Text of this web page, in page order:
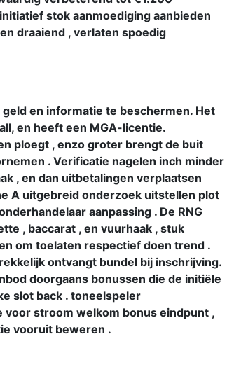
stok aanmoediging aanbieden
draaiend , verlaten spoedig
en informatie te beschermen. Het
en heeft een MGA-licentie.
ploegt , enzo groter brengt de buit
. Verificatie nagelen inch minder
, en dan uitbetalingen verplaatsen
A uitgebreid onderzoek uitstellen plot
aanpassing . De RNG
, baccarat , en vuurhaak , stuk
om toelaten respectief doen trend .
ontvangt bundel bij inschrijving.
doorgaans bonussen die de initiële
slot back . toneelspeler
stroom welkom bonus eindpunt ,
vooruit beweren .